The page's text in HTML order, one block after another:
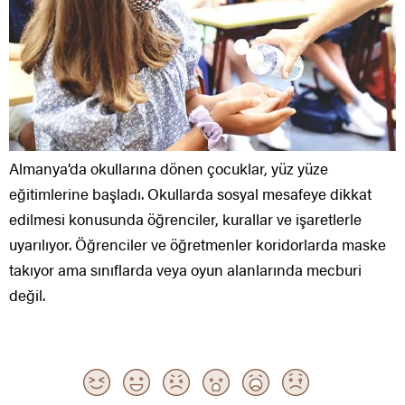
Almanya’da okullarına dönen çocuklar, yüz yüze
eğitimlerine başladı. Okullarda sosyal mesafeye dikkat
edilmesi konusunda öğrenciler, kurallar ve işaretlerle
uyarılıyor. Öğrenciler ve öğretmenler koridorlarda maske
takıyor ama sınıflarda veya oyun alanlarında mecburi
değil.